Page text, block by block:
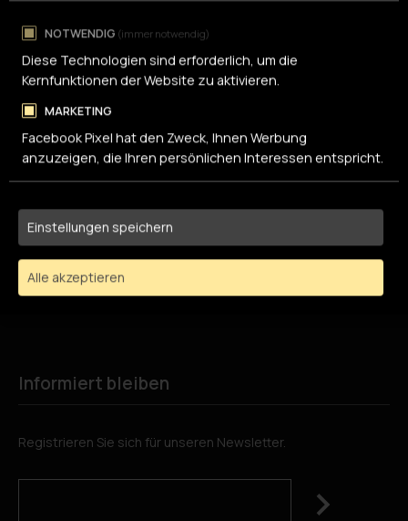
Kontakt
Stiftung Arbeitskette
Badenerstrasse 705
Tel.043 818 69 80
info
arbeitskette.ch
Human Resources:
Informiert bleiben
Registrieren Sie sich für unseren Newsletter.
NOTWENDIG (immer notwendig)
Diese Technologien sind erforderlich, um die
Kernfunktionen der Website zu aktivieren.
MARKETING
Facebook Pixel hat den Zweck, Ihnen Werbung
anzuzeigen, die Ihren persönlichen Interessen entspricht.
Einstellungen speichern
Alle akzeptieren